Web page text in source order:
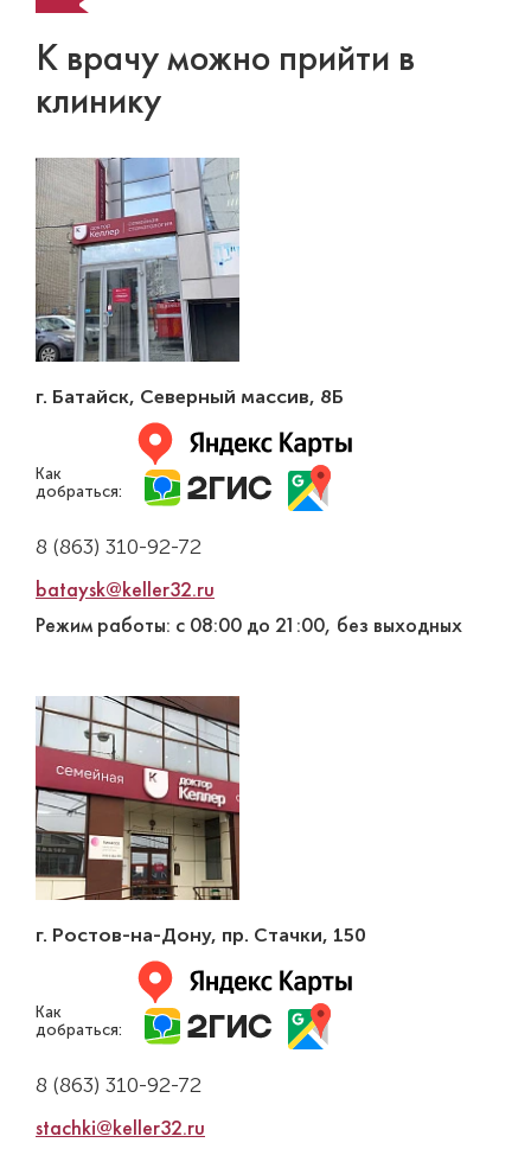
К врачу можно прийти в
клинику
г. Батайск, Северный массив, 8Б
Как
добраться:
8 (863) 310-92-72
bataysk@keller32.ru
Режим работы: с 08:00 до 21:00, без выходных
г. Ростов-на-Дону, пр. Стачки, 150
Как
добраться:
8 (863) 310-92-72
stachki@keller32.ru